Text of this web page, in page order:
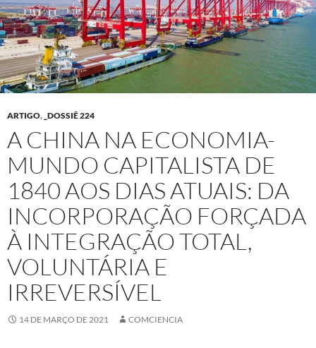
ARTIGO, _DOSSIÊ 224
A CHINA NA ECONOMIA-
MUNDO CAPITALISTA DE
1840 AOS DIAS ATUAIS: DA
INCORPORAÇÃO FORÇADA
À INTEGRAÇÃO TOTAL,
VOLUNTÁRIA E
IRREVERSÍVEL
14 DE MARÇO DE 2021 COMCIENCIA